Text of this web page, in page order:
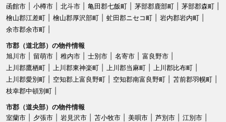
函館市
小樽市 北斗市 亀田郡七飯町 茅部郡鹿部町
茅部郡森町
檜山郡江差町
檜山郡厚沢部町 虻田郡ニセコ町
岩内郡岩内町
余市郡余市町
市郡（道北部）の物件情報
旭川市
留萌市 稚内市 士別市 名寄市
富良野市
上川郡鷹栖町
上川郡東神楽町 上川郡当麻町
上川郡比布町
上川郡愛別町
空知郡上富良野町 空知郡南富良野町
苫前郡羽幌町
枝幸郡中頓別町
市郡（道央部）の物件情報
室蘭市
夕張市 岩見沢市 苫小牧市 美唄市 芦別市
江別市